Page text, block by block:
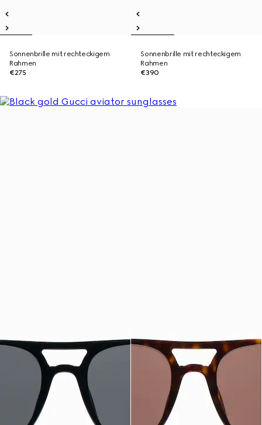
Sonnenbrille mit rechteckigem
Rahmen
€275
Sonnenbrille mit rechteckigem
Rahmen
€390